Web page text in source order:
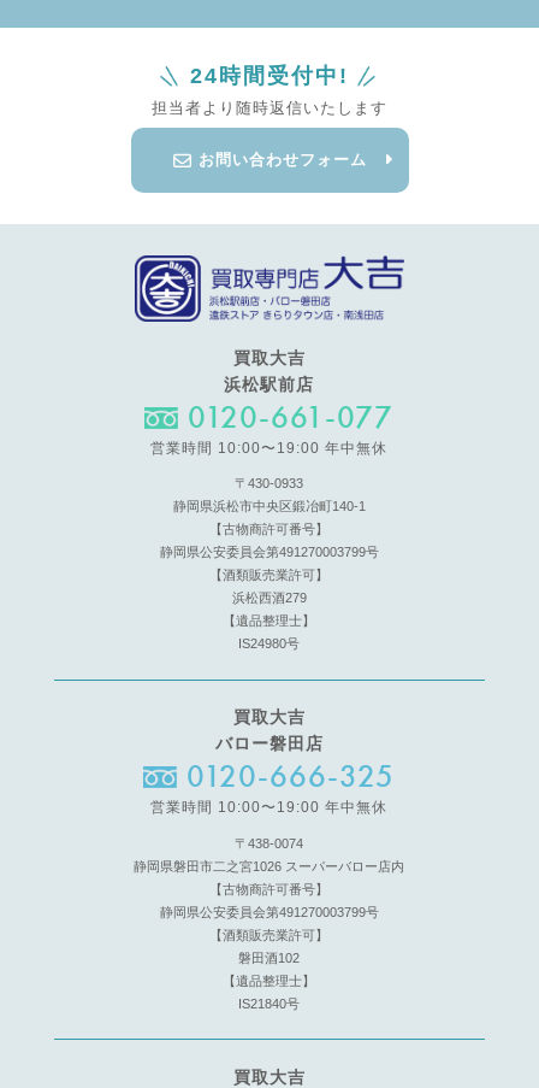
24時間受付中!
担当者より随時返信いたします
お問い合わせフォーム
買取大吉
浜松駅前店
0120-661-077
営業時間 10:00〜19:00 年中無休
〒430-0933
静岡県浜松市中央区鍛冶町140-1
【古物商許可番号】
静岡県公安委員会第491270003799号
【酒類販売業許可】
浜松西酒279
【遺品整理士】
IS24980号
買取大吉
バロー磐田店
0120-666-325
営業時間 10:00〜19:00 年中無休
〒438-0074
静岡県磐田市二之宮1026 スーパーバロー店内
【古物商許可番号】
静岡県公安委員会第491270003799号
【酒類販売業許可】
磐田酒102
【遺品整理士】
IS21840号
買取大吉